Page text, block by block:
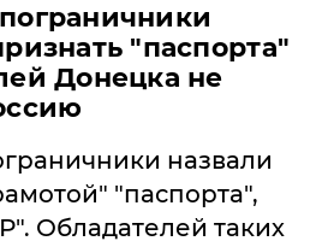
"паспорта"
Донецка не
назвали
"паспорта",
Обладателей таких